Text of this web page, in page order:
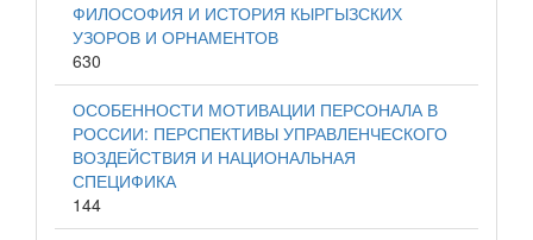
ФИЛОСОФИЯ И ИСТОРИЯ КЫРГЫЗСКИХ
УЗОРОВ И ОРНАМЕНТОВ
630
ОСОБЕННОСТИ МОТИВАЦИИ ПЕРСОНАЛА В
РОССИИ: ПЕРСПЕКТИВЫ УПРАВЛЕНЧЕСКОГО
ВОЗДЕЙСТВИЯ И НАЦИОНАЛЬНАЯ
СПЕЦИФИКА
144